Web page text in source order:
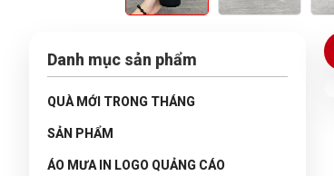
Danh mục sản phẩm
QUÀ MỚI TRONG THÁNG
SẢN PHẨM
ÁO MƯA IN LOGO QUẢNG CÁO